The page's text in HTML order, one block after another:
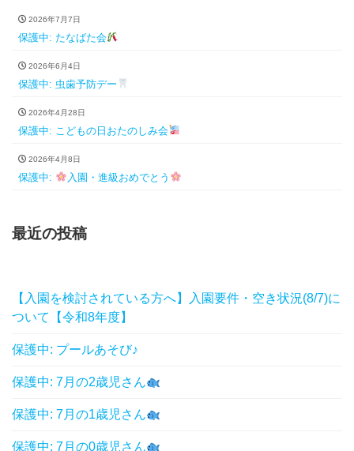
2026年7月7日
保護中: たなばた会
2026年6月4日
保護中: 虫歯予防デー
2026年4月28日
保護中: こどもの日おたのしみ会
2026年4月8日
保護中: 入園・進級おめでとう
最近の投稿
【入園を検討されている方へ】入園要件・空き状況(8/7)に
ついて【令和8年度】
保護中: プールあそび♪
保護中: 7月の2歳児さん
保護中: 7月の1歳児さん
保護中: 7月の0歳児さん